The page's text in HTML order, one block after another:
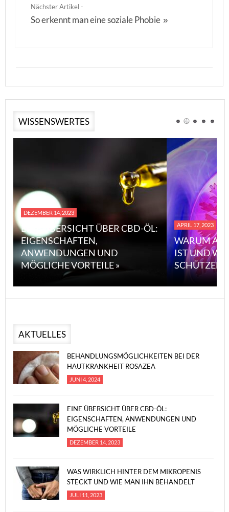
Nächster Artikel -
So erkennt man eine soziale Phobie »
WISSENSWERTES
DEZEMBER 14, 2023
EINE ÜBERSICHT ÜBER CBD-ÖL:
EIGENSCHAFTEN,
ANWENDUNGEN UND
MÖGLICHE VORTEILE »
APRIL 17, 2023
WARUM
IST UND
SCHÜTZEN
AKTUELLES
BEHANDLUNGSMÖGLICHKEITEN BEI DER
HAUTKRANKHEIT ROSAZEA
JUNI 4, 2024
EINE ÜBERSICHT ÜBER CBD-ÖL:
EIGENSCHAFTEN, ANWENDUNGEN UND
MÖGLICHE VORTEILE
DEZEMBER 14, 2023
WAS WIRKLICH HINTER DEM MIKROPENIS
STECKT UND WIE MAN IHN BEHANDELT
JULI 11, 2023